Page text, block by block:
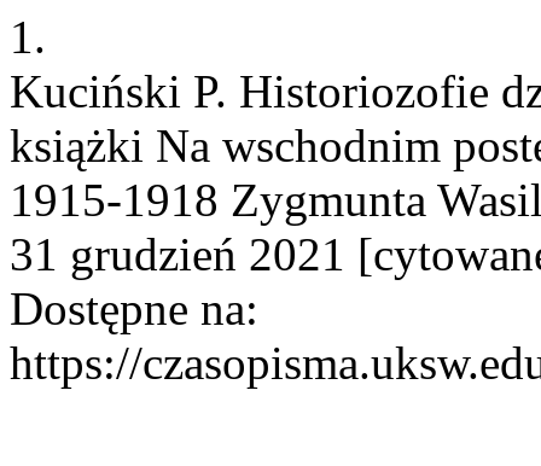
1.
Kuciński P. Historiozofie
książki Na wschodnim
1915-1918 Zygmunta
31 grudzień 2021
Dostępne na:
https://